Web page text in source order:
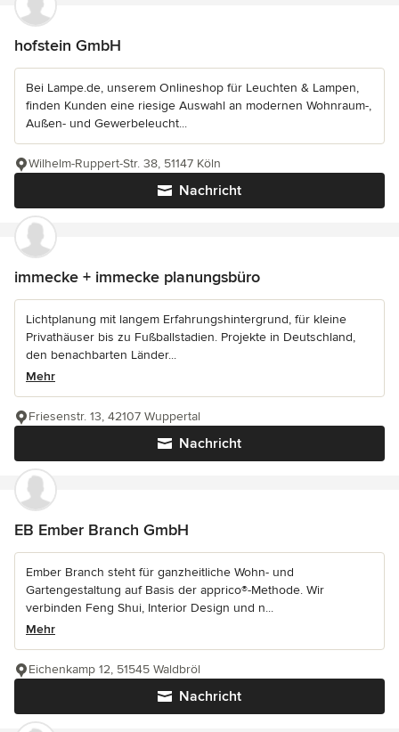
hofstein GmbH
Bei Lampe.de, unserem Onlineshop für Leuchten & Lampen,
finden Kunden eine riesige Auswahl an modernen Wohnraum-,
Außen- und Gewerbeleucht...
Nachricht
Wilhelm-Ruppert-Str. 38, 51147 Köln
immecke + immecke planungsbüro
Lichtplanung mit langem Erfahrungshintergrund, für kleine
Privathäuser bis zu Fußballstadien. Projekte in Deutschland,
den benachbarten Länder...
Mehr
Nachricht
Friesenstr. 13, 42107 Wuppertal
EB Ember Branch GmbH
Ember Branch steht für ganzheitliche Wohn- und
Gartengestaltung auf Basis der apprico®-Methode. Wir
verbinden Feng Shui, Interior Design und n...
Mehr
Nachricht
Eichenkamp 12, 51545 Waldbröl